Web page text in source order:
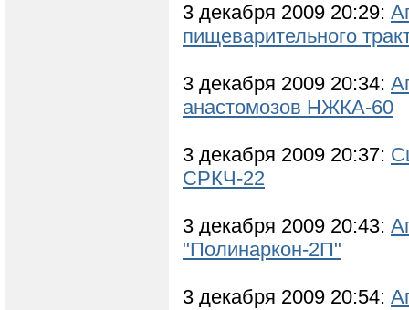
3 декабря 2009 20:29:
пищеварительного
3 декабря 2009 20:34:
анастомозов НЖКА-60
3 декабря 2009 20:37:
СРКЧ-22
3 декабря 2009 20:43:
"Полинаркон-2П"
3 декабря 2009 20:54: